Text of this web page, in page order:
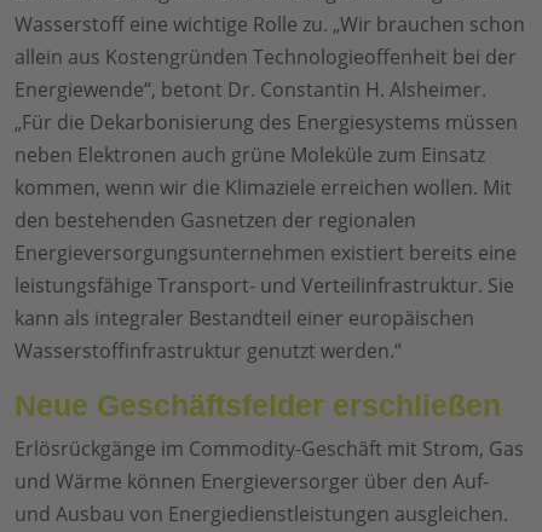
Wasserstoff eine wichtige Rolle zu. „Wir brauchen schon
allein aus Kostengründen Technologieoffenheit bei der
Energiewende“, betont Dr. Constantin H. Alsheimer.
„Für die Dekarbonisierung des Energiesystems müssen
neben Elektronen auch grüne Moleküle zum Einsatz
kommen, wenn wir die Klimaziele erreichen wollen. Mit
den bestehenden Gasnetzen der regionalen
Energieversorgungsunternehmen existiert bereits eine
leistungsfähige Transport- und Verteilinfrastruktur. Sie
kann als integraler Bestandteil einer europäischen
Wasserstoffinfrastruktur genutzt werden.“
Neue Geschäftsfelder erschließen
Erlösrückgänge im Commodity-Geschäft mit Strom, Gas
und Wärme können Energieversorger über den Auf-
und Ausbau von Energiedienstleistungen ausgleichen.